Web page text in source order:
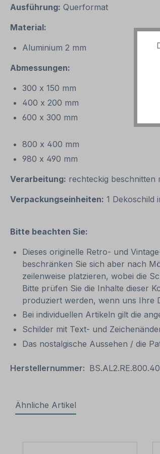
Ausführung: Querformat
Material:
Aluminium 2 mm
Abmessungen:
300 x 150 mm
400 x 200 mm
600 x 300 mm
800 x 400 mm
980 x 490 mm
Verarbeitung: rechteckig beschnitten
Verpackungseinheiten: 1 Dekoschild
Bitte beachten Sie:
Dieses originelle Retro- und
beschränken Sie sich aber nach
zeilenweise platzieren, wobei die
Bitte prüfen Sie die Inhalte dieser
produziert werden, wenn uns Ihre
Bei individuellen Artikeln gilt die
Schilder mit Text- und
Das nostalgische Aussehen / die
Herstellernummer:
Ähnliche Artikel